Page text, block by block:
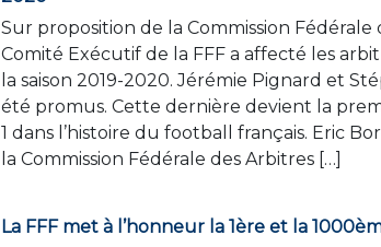
Sur proposition de la Commission Fédérale
Comité Exécutif de la FFF a affecté les
la saison 2019-2020. Jérémie Pignard et
été promus. Cette dernière devient la
1 dans l’histoire du football français. Eric
la Commission Fédérale des Arbitres […]
La FFF met à l’honneur la 1ère et la